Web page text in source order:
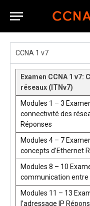
CCNA 1 v7
Examen CCNA 1
réseaux (ITNv7)
Modules 1 – 3
connectivité des
Réponses
Modules 4 – 7
concepts d’Ethernet
Modules 8 – 10
communication entre
Modules 11 – 13
l’adressage IP